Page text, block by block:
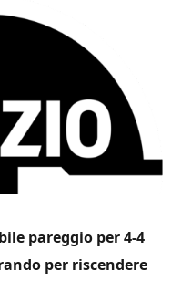
pareggio per 4-4
per riscendere